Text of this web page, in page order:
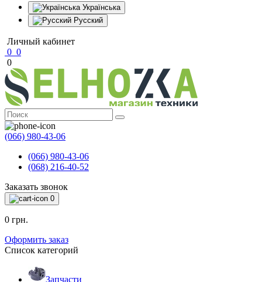
Українська
Русский
Личный кабинет
0 0
0
(066) 980-43-06
(066) 980-43-06
(068) 216-40-52
Заказать звонок
0
0 грн.
Оформить заказ
Список категорий
Запчасти